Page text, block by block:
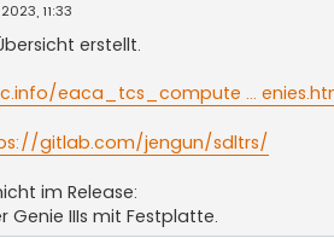
11:33
erstellt.
eaca_tcs_compute ...
gitlab.com/jengun/sdltrs/
im Release:
Genie IIIs mit Festplatte.